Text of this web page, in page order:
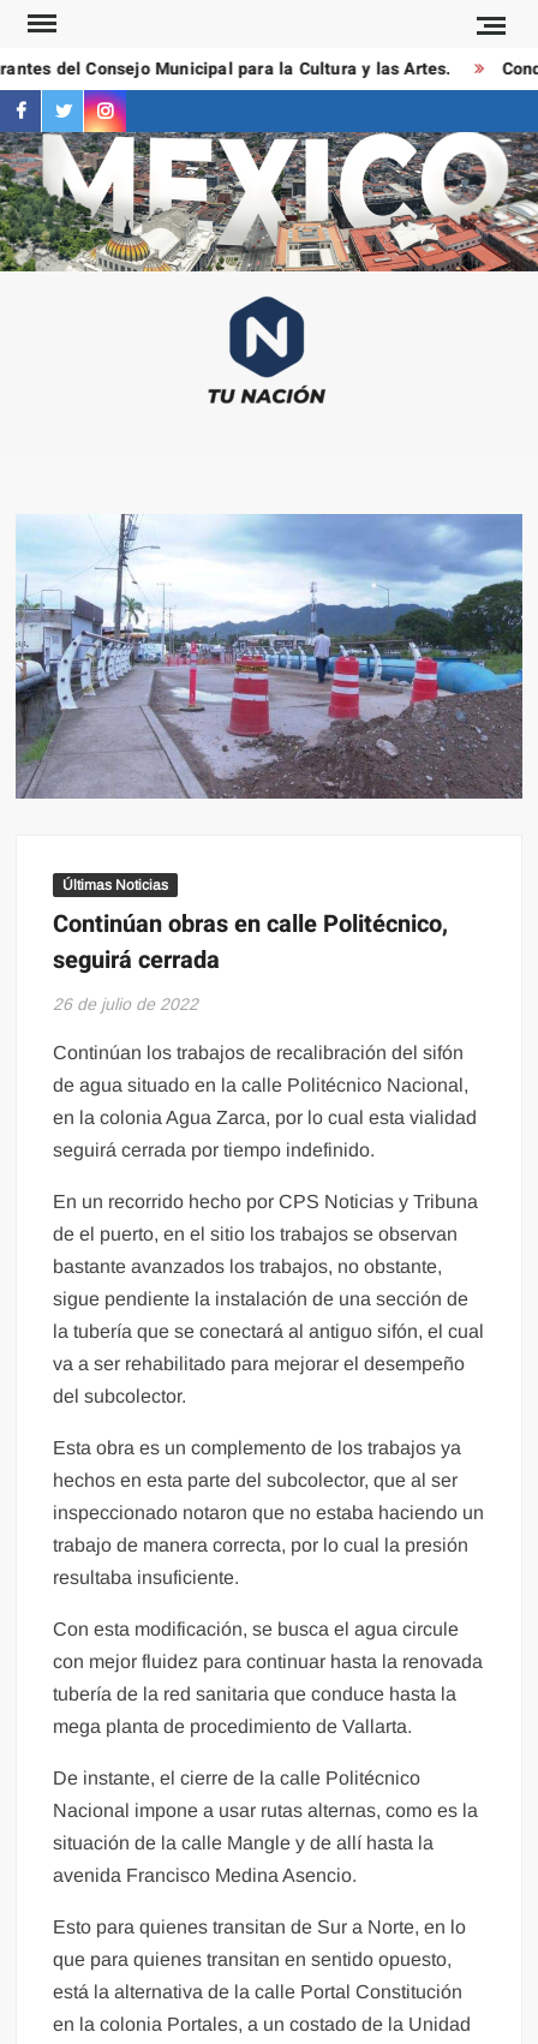
Saltar
contenidodel Consejo Municipal para la Cultura y las Artes.
facebook
twitterinstagram
Últimas Noticias
Continúan obras en calle Politécnico,
seguirá cerrada
26 de julio de 2022
Continúan los trabajos de recalibración del sifón
de agua situado en la calle Politécnico Nacional,
en la colonia Agua Zarca, por lo cual esta vialidad
seguirá cerrada por tiempo indefinido.
En un recorrido hecho por CPS Noticias y Tribuna
de el puerto, en el sitio los trabajos se observan
bastante avanzados los trabajos, no obstante,
sigue pendiente la instalación de una sección de
la tubería que se conectará al antiguo sifón, el cual
va a ser rehabilitado para mejorar el desempeño
del subcolector.
Esta obra es un complemento de los trabajos ya
hechos en esta parte del subcolector, que al ser
inspeccionado notaron que no estaba haciendo un
trabajo de manera correcta, por lo cual la presión
resultaba insuficiente.
Con esta modificación, se busca el agua circule
con mejor fluidez para continuar hasta la renovada
tubería de la red sanitaria que conduce hasta la
mega planta de procedimiento de Vallarta.
De instante, el cierre de la calle Politécnico
Nacional impone a usar rutas alternas, como es la
situación de la calle Mangle y de allí hasta la
avenida Francisco Medina Asencio.
Esto para quienes transitan de Sur a Norte, en lo
que para quienes transitan en sentido opuesto,
está la alternativa de la calle Portal Constitución
en la colonia Portales, a un costado de la Unidad